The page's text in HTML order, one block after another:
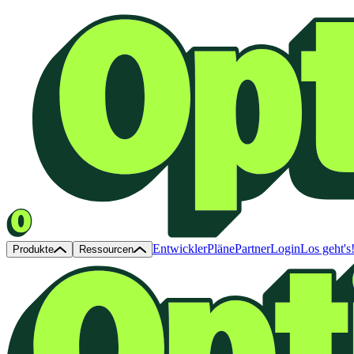
Produkte Ressourcen EntwicklerPlänePartnerLoginLos geht's!